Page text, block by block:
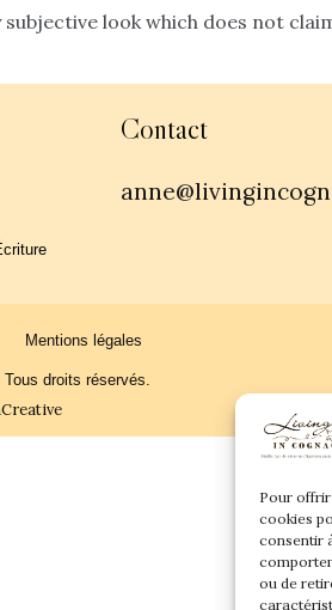
Pour offrir
cookies
consentir
ou de
look which does not
Contact
Mentions légales
droits réservés.